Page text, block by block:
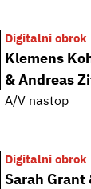
Digitalni obrok
Klemens
& Andreas
A/V nastop
Digitalni obrok
Sarah Grant